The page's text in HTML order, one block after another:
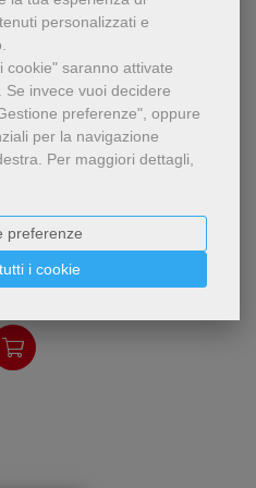
personalizzati e
cookie" saranno attivate
Se invece vuoi decidere
preferenze", oppure
per la navigazione
Per maggiori dettagli,
i cookie
preferenze
contiene il
esegetico e
domenicali
il
Parola:
di gioia e
una festa / A